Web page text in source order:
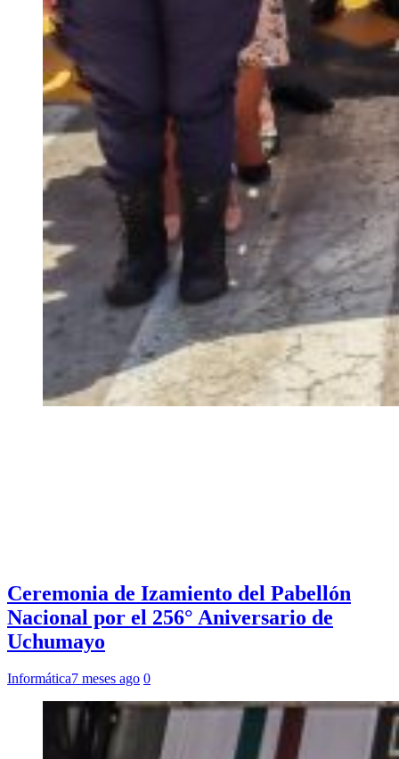
Ceremonia de Izamiento del Pabellón
Nacional por el 256° Aniversario de
Uchumayo
Informática7 meses ago 0